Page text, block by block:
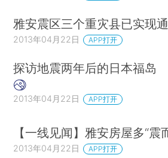
雅安震区三个重灾县已实现
2013年04月22日 APP打开
探访地震两年后的日本福岛
2013年04月22日 APP打开
【一线见闻】雅安房屋多“震
2013年04月22日 APP打开